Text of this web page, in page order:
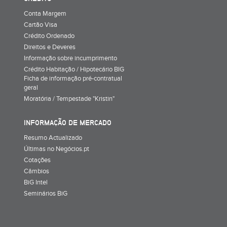
Conta Margem
Cartão Visa
Crédito Ordenado
Direitos e Deveres
Informação sobre incumprimento
Crédito Habitação / Hipotecário BIG
Ficha de informação pré-contratual
geral
Moratória / Tempestade "Kristin"
INFORMAÇÃO DE MERCADO
Resumo Actualizado
Últimas no Negócios.pt
Cotações
Câmbios
BiG Intel
Seminários BiG